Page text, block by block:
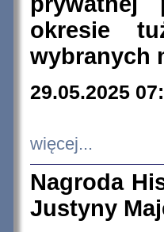
okresie
wybranych
29.05.2025
więcej...
Nagroda
Justyny